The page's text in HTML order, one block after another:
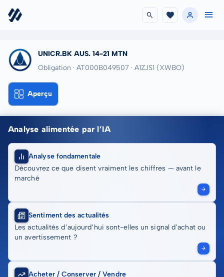
UNICR.BK AUS. 14-21 MTN
Obligation · AT000B049507 · A1ZJS1 (XWBO)
Aperçu
Analyse alimentée par l’IA
Analyse fondamentale
Découvrez ce que disent vraiment les chiffres — avant le
marché
Sentiment des actualités
Les actualités d’aujourd’hui sont-elles un signal d’achat ou
un avertissement ?
Acheter / Conserver / Vendre